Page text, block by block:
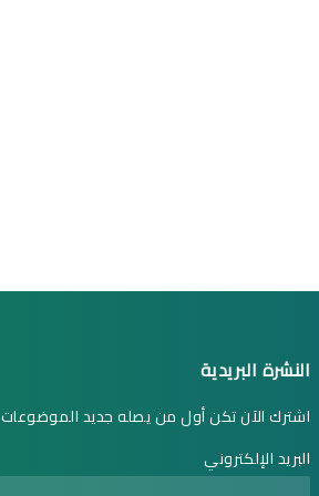
النشرة البريدية
اشترك الآن تكن أول من يصله جديد الموضوعات
البريد الإلكتروني